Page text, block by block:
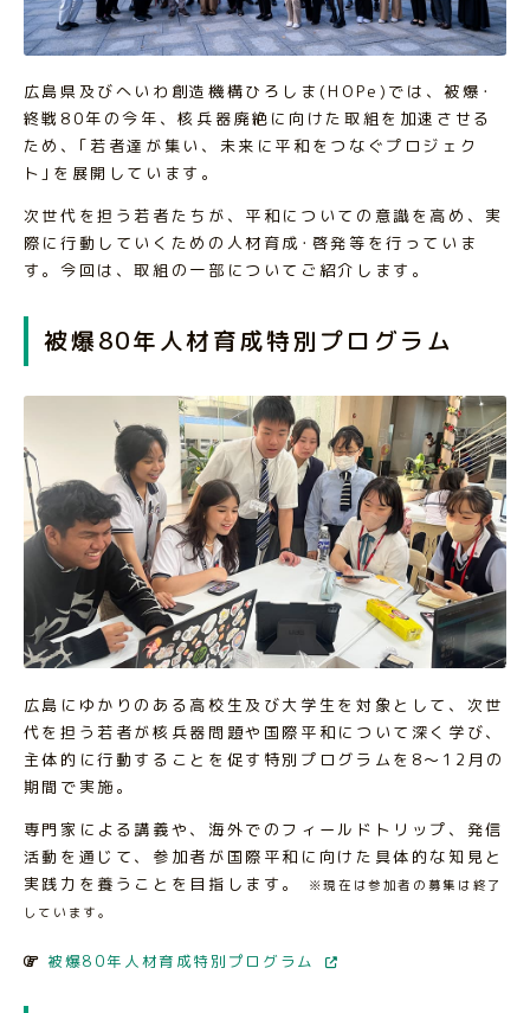
広島県及びへいわ創造機構ひろしま(HOPe)では、被爆･
終戦80年の今年、核兵器廃絶に向けた取組を加速させる
ため、｢若者達が集い、未来に平和をつなぐプロジェク
ト｣を展開しています。
次世代を担う若者たちが、平和についての意識を高め、実
際に行動していくための人材育成･啓発等を行っていま
す。今回は、取組の一部についてご紹介します。
被爆80年人材育成特別プログラム
広島にゆかりのある高校生及び大学生を対象として、次世
代を担う若者が核兵器問題や国際平和について深く学び、
主体的に行動することを促す特別プログラムを8～12月の
期間で実施。
専門家による講義や、海外でのフィールドトリップ、発信
活動を通じて、参加者が国際平和に向けた具体的な知見と
実践力を養うことを目指します。
※現在は参加者の募集は終了
しています。
被爆80年人材育成特別プログラム